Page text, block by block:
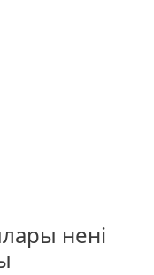
нені